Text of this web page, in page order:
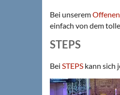
Bei unserem
einfach von dem
STEPS
Bei STEPS kann sich